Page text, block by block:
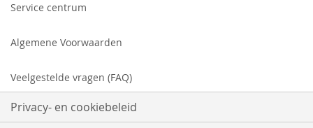
Service centrum
Algemene Voorwaarden
Veelgestelde vragen (FAQ)
Privacy- en cookiebeleid